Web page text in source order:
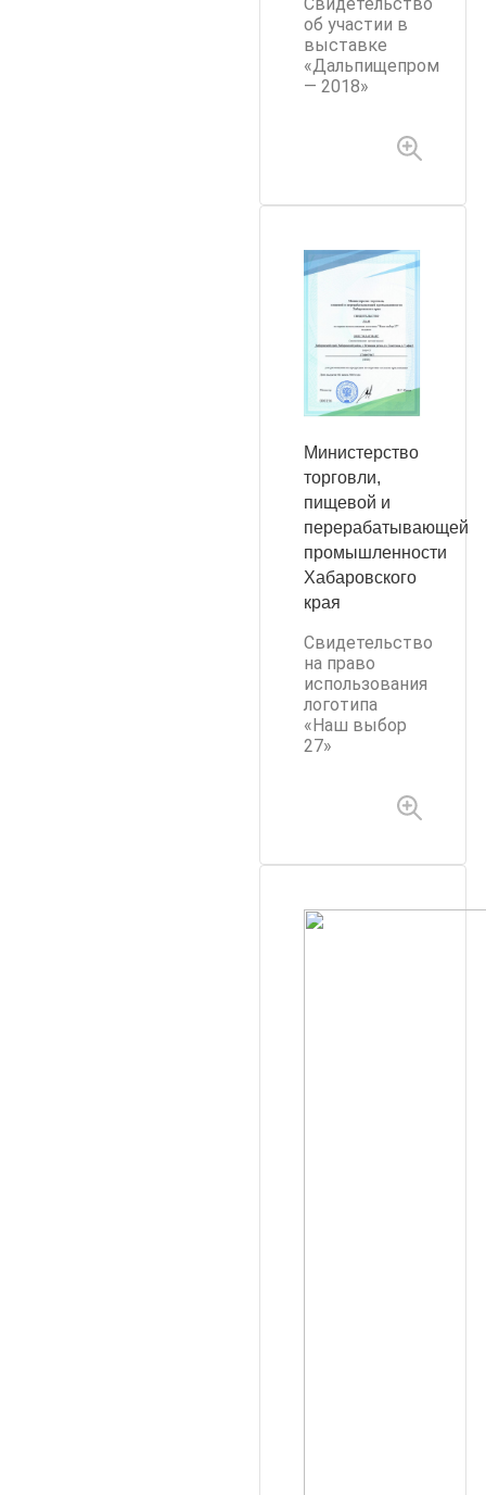
Свидетельство
об участии в
выставке
«Дальпищепром
— 2018»
Министерство
торговли,
пищевой и
перерабатывающей
промышленности
Хабаровского
края
Свидетельство
на право
использования
логотипа
«Наш выбор
27»